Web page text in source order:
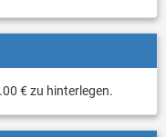
€ zu hinterlegen.